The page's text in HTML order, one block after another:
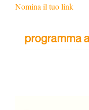
Nomina il tuo link